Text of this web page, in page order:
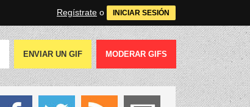
Regístrate o INICIAR SESIÓN
ENVIAR UN GIF MODERAR GIFS